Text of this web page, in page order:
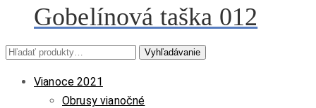
Gobelínová taška 012
Hľadať: Vyhľadávanie
Vianoce 2021
Obrusy vianočné